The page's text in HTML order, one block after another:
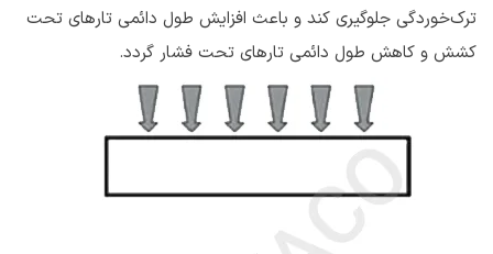
ترک‌خوردگی جلوگیری کند و باعث افزایش طول دائمی ‌تارهای تحت
کشش و کاهش طول دائمی‌ تارهای تحت فشار گردد.